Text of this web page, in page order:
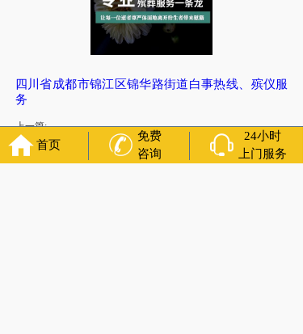
四川省成都市锦江区锦华路街道白事热线、殡仪服
务
上一篇:
四川省成都市新津区花桥街道丧事公司24小时晚上夜里值班服
务联系电话
首页
免费
咨询
24小时
上门服务